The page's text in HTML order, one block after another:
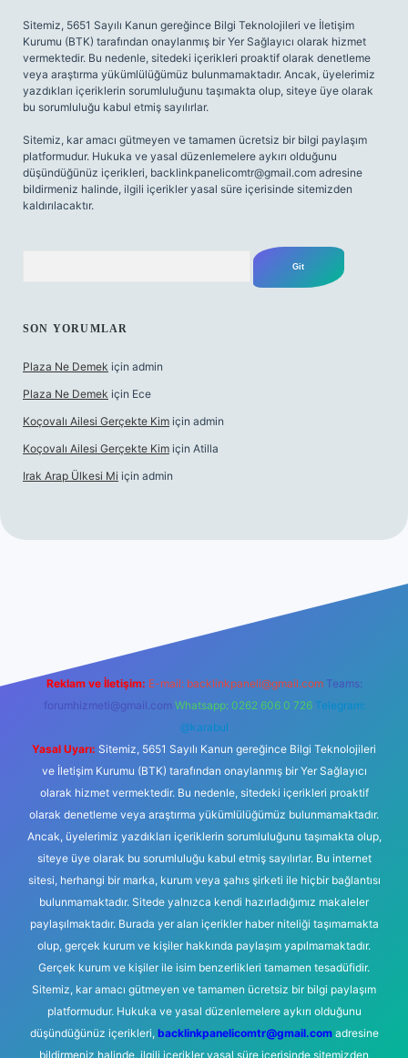
Sitemiz, 5651 Sayılı Kanun gereğince Bilgi Teknolojileri ve İletişim
Kurumu (BTK) tarafından onaylanmış bir Yer Sağlayıcı olarak hizmet
vermektedir. Bu nedenle, sitedeki içerikleri proaktif olarak denetleme
veya araştırma yükümlülüğümüz bulunmamaktadır. Ancak, üyelerimiz
yazdıkları içeriklerin sorumluluğunu taşımakta olup, siteye üye olarak
bu sorumluluğu kabul etmiş sayılırlar.
Sitemiz, kar amacı gütmeyen ve tamamen ücretsiz bir bilgi paylaşım
platformudur. Hukuka ve yasal düzenlemelere aykırı olduğunu
düşündüğünüz içerikleri, backlinkpanelicomtr@gmail.com adresine
bildirmeniz halinde, ilgili içerikler yasal süre içerisinde sitemizden
kaldırılacaktır.
SON YORUMLAR
Plaza Ne Demek için admin
Plaza Ne Demek için Ece
Koçovalı Ailesi Gerçekte Kim için admin
Koçovalı Ailesi Gerçekte Kim için Atilla
Irak Arap Ülkesi Mi için admin
Reklam ve İletişim: E-mail: backlinkpaneli@gmail.com Teams:
forumhizmeti@gmail.com Whatsapp: 0262 606 0 726 Telegram:
@karabul
Yasal Uyarı: Sitemiz, 5651 Sayılı Kanun gereğince Bilgi Teknolojileri
ve İletişim Kurumu (BTK) tarafından onaylanmış bir Yer Sağlayıcı
olarak hizmet vermektedir. Bu nedenle, sitedeki içerikleri proaktif
olarak denetleme veya araştırma yükümlülüğümüz bulunmamaktadır.
Ancak, üyelerimiz yazdıkları içeriklerin sorumluluğunu taşımakta olup,
siteye üye olarak bu sorumluluğu kabul etmiş sayılırlar. Bu internet
sitesi, herhangi bir marka, kurum veya şahıs şirketi ile hiçbir bağlantısı
bulunmamaktadır. Sitede yalnızca kendi hazırladığımız makaleler
paylaşılmaktadır. Burada yer alan içerikler haber niteliği taşımamakta
olup, gerçek kurum ve kişiler hakkında paylaşım yapılmamaktadır.
Gerçek kurum ve kişiler ile isim benzerlikleri tamamen tesadüfidir.
Sitemiz, kar amacı gütmeyen ve tamamen ücretsiz bir bilgi paylaşım
platformudur. Hukuka ve yasal düzenlemelere aykırı olduğunu
düşündüğünüz içerikleri, backlinkpanelicomtr@gmail.comadresine
bildirmeniz halinde, ilgili içerikler yasal süre içerisinde sitemizden